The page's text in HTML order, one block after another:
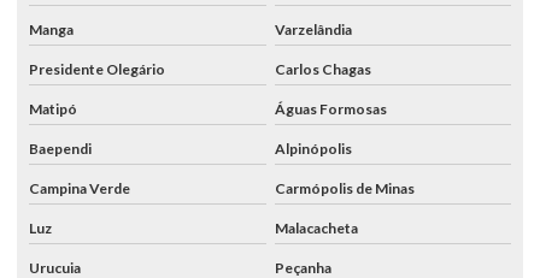
Manga Varzelândia
Presidente Olegário Carlos Chagas
Matipó Águas Formosas
Baependi Alpinópolis
Campina Verde Carmópolis de Minas
Luz Malacacheta
Urucuia Peçanha